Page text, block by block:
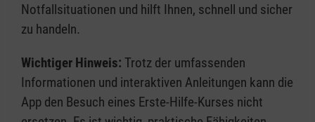
Notfallsituationen und hilft Ihnen, schnell und sicher
zu handeln.
Wichtiger Hinweis: Trotz der umfassenden
Informationen und interaktiven Anleitungen kann die
App den Besuch eines Erste-Hilfe-Kurses nicht